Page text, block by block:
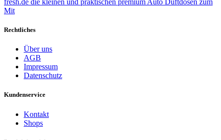
Rechtliches
Über uns
AGB
Impressum
Datenschutz
Kundenservice
Kontakt
Shops